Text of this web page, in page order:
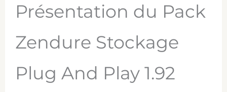
Présentation du Pack
Zendure Stockage
Plug And Play 1.92